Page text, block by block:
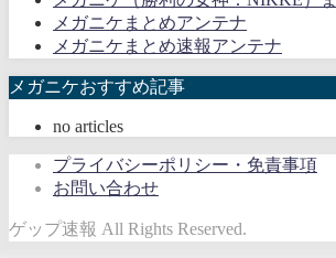
メガニケまとめアンテナ
メガニケまとめ速報アンテナ
メガニケおすすめ記事
no articles
プライバシーポリシー・免責事項
お問い合わせ
ゲップ速報 All Rights Reserved.